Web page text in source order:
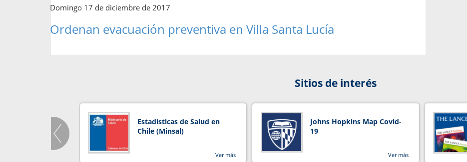
Domingo 17 de diciembre de 2017
Ordenan evacuación preventiva en Villa Santa Lucía
Sitios de interés
Estadísticas de Salud en
Chile (Minsal)
Ver más
Johns Hopkins Map Covid-
19
Ver más